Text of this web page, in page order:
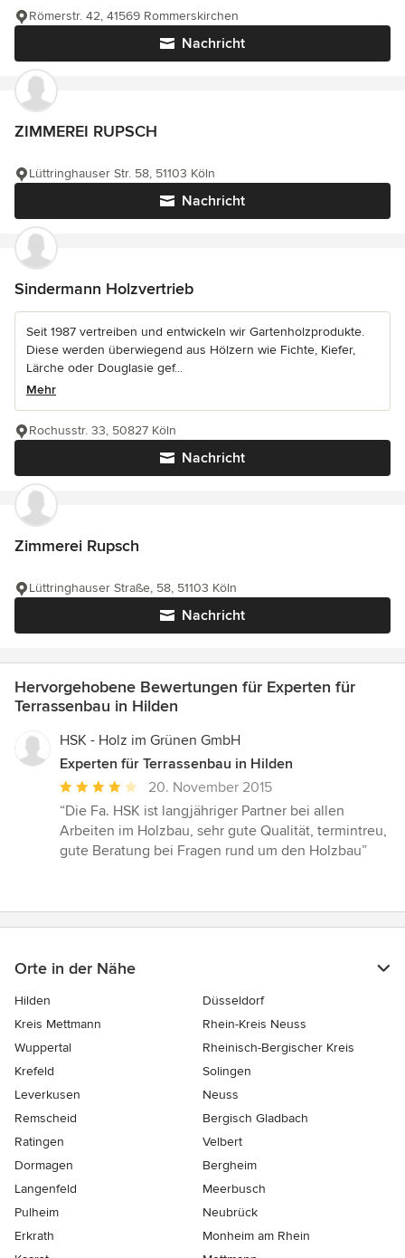
Nachricht
Römerstr. 42, 41569 Rommerskirchen
ZIMMEREI RUPSCH
Nachricht
Lüttringhauser Str. 58, 51103 Köln
Sindermann Holzvertrieb
Seit 1987 vertreiben und entwickeln wir Gartenholzprodukte.
Diese werden überwiegend aus Hölzern wie Fichte, Kiefer,
Lärche oder Douglasie gef...
Mehr
Nachricht
Rochusstr. 33, 50827 Köln
Zimmerei Rupsch
Nachricht
Lüttringhauser Straße, 58, 51103 Köln
Hervorgehobene Bewertungen für Experten für
Terrassenbau in Hilden
HSK - Holz im Grünen GmbH
Experten für Terrassenbau in Hilden
Durchschnittliche
Bewertung:
4
von
20. November 2015
“Die Fa. HSK ist langjähriger Partner bei allen
Arbeiten im Holzbau, sehr gute Qualität, termintreu,
gute Beratung bei Fragen rund um den Holzbau”
Orte in der Nähe
Hilden
Düsseldorf
Kreis Mettmann
Rhein-Kreis Neuss
Wuppertal
Rheinisch-Bergischer Kreis
Krefeld
Solingen
Leverkusen
Neuss
Remscheid
Bergisch Gladbach
Ratingen
Velbert
Dormagen
Bergheim
Langenfeld
Meerbusch
Pulheim
Neubrück
Erkrath
Monheim am Rhein